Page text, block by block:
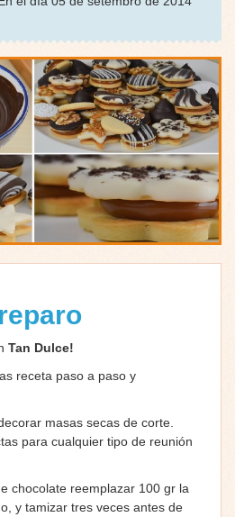
Tan Dulce!
receta paso a paso y
masas secas de corte.
para cualquier tipo de reunión
chocolate reemplazar 100 gr la
y tamizar tres veces antes de